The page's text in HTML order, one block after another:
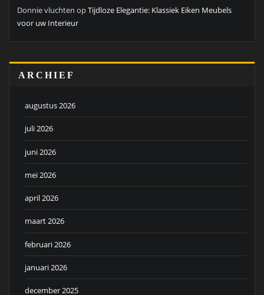
Donnie vluchten opTijdloze Elegantie: Klassiek Eiken Meubels
voor uw Interieur
ARCHIEF
augustus 2026
juli 2026
juni 2026
mei 2026
april 2026
maart 2026
februari 2026
januari 2026
december 2025